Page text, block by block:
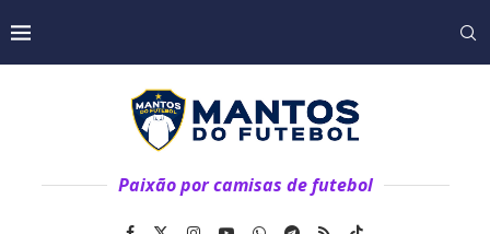
Paixão por camisas de futebol